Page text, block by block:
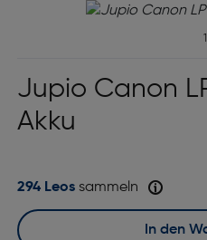
1
Jupio Canon
Akku
294 Leossammeln
In den